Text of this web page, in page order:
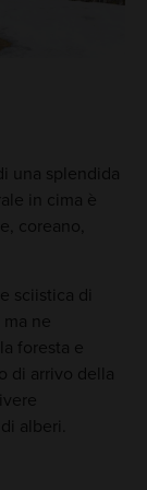
una splendida
in cima è
coreano,
sciistica di
ne
foresta e
di arrivo della
alberi.